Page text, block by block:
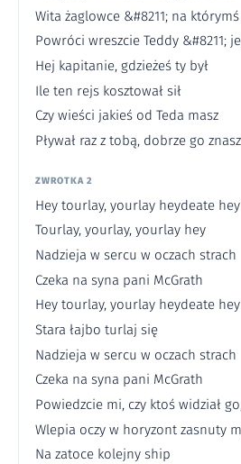
Wita żaglowce &#8211; na
Powróci wreszcie Teddy &#8211;
Hej kapitanie, gdzieżeś ty był
Ile ten rejs kosztował sił
Czy wieści jakieś od Teda masz
Pływał raz z tobą, dobrze go znasz
ZWROTKA 2
Hey tourlay, yourlay heydeate hey
Tourlay, yourlay, yourlay hey
Nadzieja w sercu w oczach strach
Czeka na syna pani McGrath
Hey tourlay, yourlay heydeate hey
Stara łajbo turlaj się
Nadzieja w sercu w oczach strach
Czeka na syna pani McGrath
Powiedzcie mi, czy ktoś widział
Wlepia oczy w horyzont zasnuty
Na zatoce kolejny ship